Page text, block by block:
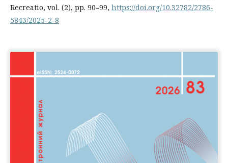
Recreatio, vol. (2), рр. 90–99, https://doi.org/10.32782/2786-
5843/2025-2-8